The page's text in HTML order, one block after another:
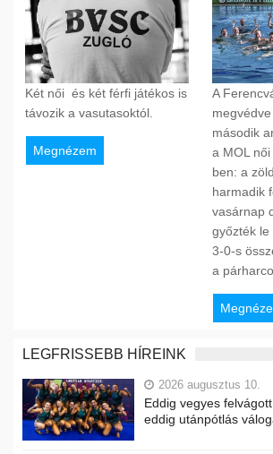
Két női és két férfi játékos is
távozik a vasutasoktól.
Megnézem
A
második
a MOL
ben: a
harmadik
vasárnap
győzték le
3-0-s
a
LEGFRISSEBB HÍREINK
2026 augusztus 10.
Eddig vegyes
eddig utánpótlás